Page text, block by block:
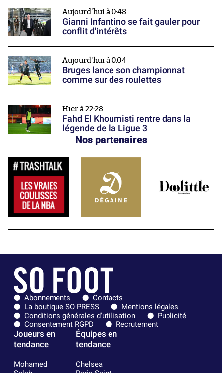
Aujourd'hui à 0:48
Gianni Infantino se fait gauler pour
conflit d'intérêts
Aujourd'hui à 0:04
Bruges lance son championnat
comme sur des roulettes
Hier à 22:28
Fahd El Khoumisti rentre dans la
légende de la Ligue 3
Nos partenaires
Abonnements
Contacts
La boutique SO PRESS
Mentions légales
Conditions générales d'utilisation
Publicité
Consentement RGPD
Recrutement
Joueurs en
tendance
Mohamed
Équipes en
tendance
Chelsea